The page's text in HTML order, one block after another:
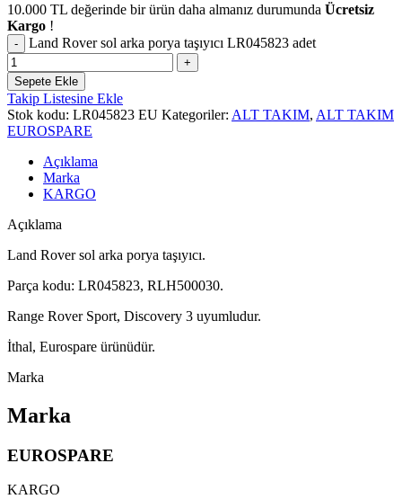
10.000 TL değerinde bir ürün daha almanız durumunda Ücretsiz
Kargo !
Land Rover sol arka porya taşıyıcı LR045823 adet
Sepete Ekle
Takip Listesine Ekle
Stok kodu: LR045823 EU Kategoriler: ALT TAKIM, ALT TAKIM
EUROSPARE
Açıklama
Marka
KARGO
Açıklama
Land Rover sol arka porya taşıyıcı.
Parça kodu: LR045823, RLH500030.
Range Rover Sport, Discovery 3 uyumludur.
İthal, Eurospare ürünüdür.
Marka
Marka
EUROSPARE
KARGO